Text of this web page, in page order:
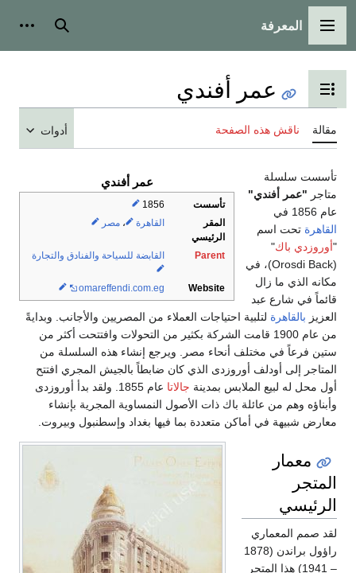
القائمة الرئيسية
المعرفة بحث
تبديل عرض جدول المحتويات
عمر أفندي
مقالة ناقش هذه الصفحة أدوات
عمر أفندي
تأسست
1856
المقر
الرئيسي
القاهرة ، مصر
Parent القابضة للسياحة والفنادق والتجارة
Website
omareffendi.com.eg
تأسست سلسلة
متاجر "عمر أفندي"
عام 1856 في
القاهرة تحت اسم
"أوروزدي باك"
(Orosdi Back)، في
مكانه الذي ما زال
قائماً في شارع عبد
العزيز بالقاهرة لتلبية احتياجات العملاء من المصريين والأجانب. وبدايةً
من عام 1900 قامت الشركة بكثير من التحولات وافتتحت أكثر من
ستين فرعاً في مختلف أنحاء مصر. ويرجع إنشاء هذه السلسلة من
المتاجر إلى أودلف أوروزدى الذي كان ضابطاً بالجيش المجري افتتح
أول محل له لبيع الملابس بمدينة جالاتا
عام 1855. ولقد بدأ أوروزدى
وأبناؤه وهم من عائلة باك ذات الأصول النمساوية المجرية بإنشاء
معارض شبيهة في أماكن متعددة بما فيها بغداد وإسطنبول وبيروت.
معمار
المتجر
الرئيسي
لقد صمم المعماري
راؤول براندن (1878
– 1941) هذا المتجر